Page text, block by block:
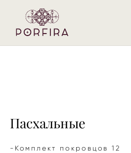
Пасхальные
-Комплект покровцов 12